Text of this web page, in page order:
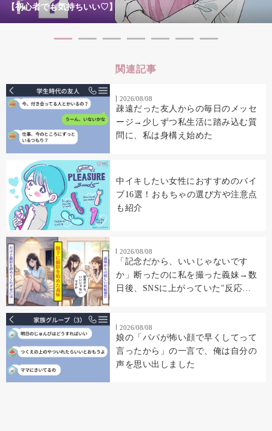
【初心者でも気持ちいい♡】
関連記事
2026/08/08
疎遠だった友人からの毎日のメッセ
ージ→少しずつ私生活に踏み込む質
問に、私は身構え始めた
中イキしたい女性におすすめのバイ
ブ16選！おもちゃの選び方や注意点
も紹介
2026/08/08
「記念だから、いいじゃないです
か」断ったのに私を撮った義妹→数
日後、SNSに上がっていた"反応
2026/08/08
娘の「パパが怖い顔で早くしてって
言ったから」の一言で、俺は自分の
声を思い出しました